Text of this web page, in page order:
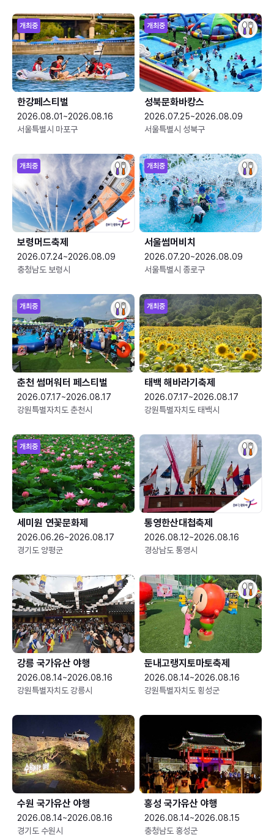
개최중
한강페스티벌
2026.08.01~2026.08.16
서울특별시 마포구
개최중
성북문화바캉스
2026.07.25~2026.08.09
서울특별시 성북구
개최중
보령머드축제
2026.07.24~2026.08.09
충청남도 보령시
개최중
서울썸머비치
2026.07.20~2026.08.09
서울특별시 종로구
개최중
춘천 썸머워터 페스티벌
2026.07.17~2026.08.17
강원특별자치도 춘천시
개최중
태백 해바라기축제
2026.07.17~2026.08.17
강원특별자치도 태백시
개최중
세미원 연꽃문화제
2026.06.26~2026.08.17
경기도 양평군
통영한산대첩축제
2026.08.12~2026.08.16
경상남도 통영시
강릉 국가유산 야행
2026.08.14~2026.08.16
강원특별자치도 강릉시
둔내고랭지토마토축제
2026.08.14~2026.08.16
강원특별자치도 횡성군
수원 국가유산 야행
2026.08.14~2026.08.16
경기도 수원시
홍성 국가유산 야행
2026.08.14~2026.08.15
충청남도 홍성군